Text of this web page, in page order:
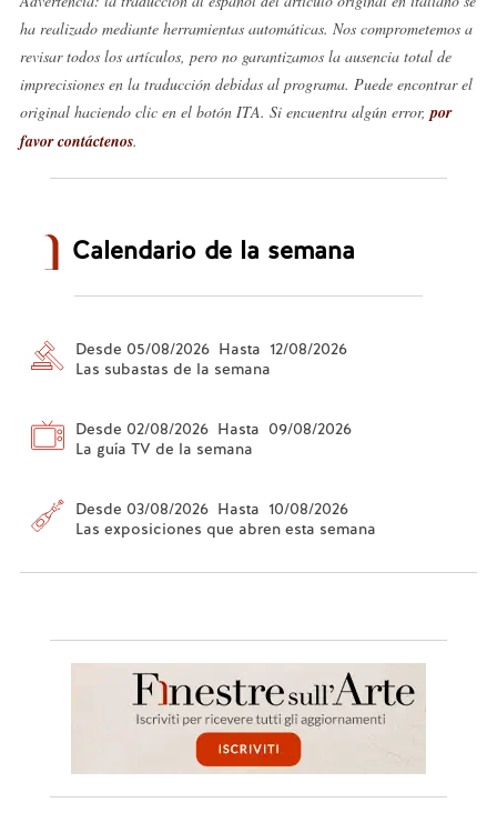
ha realizado mediante herramientas automáticas. Nos comprometemos a
revisar todos los artículos, pero no garantizamos la ausencia total de
imprecisiones en la traducción debidas al programa. Puede encontrar el
original haciendo clic en el botón ITA. Si encuentra algún error, por
favor contáctenos.
Calendario de la semana
Desde 05/08/2026 Hasta 12/08/2026
Las subastas de la semana
Desde 02/08/2026 Hasta 09/08/2026
La guía TV de la semana
Desde 03/08/2026 Hasta 10/08/2026
Las exposiciones que abren esta semana